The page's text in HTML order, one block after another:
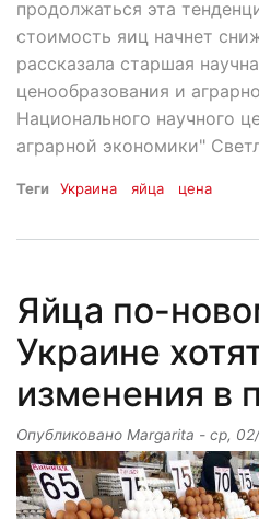
продолжаться эта
стоимость яиц начнет
рассказала старшая
ценообразования и
Национального научного
аграрной экономики"
Теги Украина яйца цена
Яйца по-
Украине
изменения в
Опубликовано Margarita - ср,